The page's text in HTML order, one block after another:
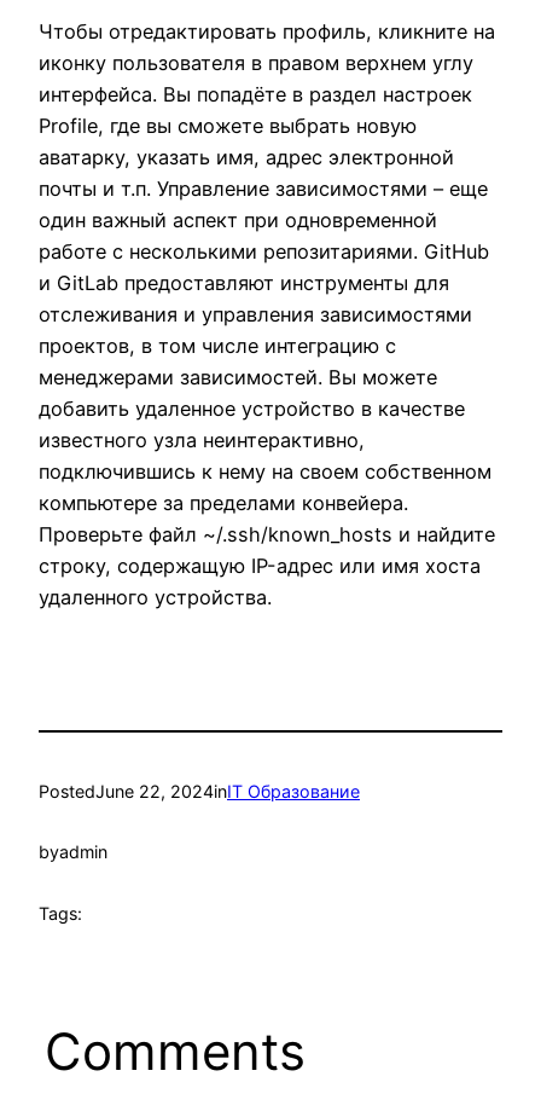
Чтобы отредактировать профиль, кликните на
иконку пользователя в правом верхнем углу
интерфейса. Вы попадёте в раздел настроек
Profile, где вы сможете выбрать новую
аватарку, указать имя, адрес электронной
почты и т.п. Управление зависимостями – еще
один важный аспект при одновременной
работе с несколькими репозитариями. GitHub
и GitLab предоставляют инструменты для
отслеживания и управления зависимостями
проектов, в том числе интеграцию с
менеджерами зависимостей. Вы можете
добавить удаленное устройство в качестве
известного узла неинтерактивно,
подключившись к нему на своем собственном
компьютере за пределами конвейера.
Проверьте файл ~/.ssh/known_hosts и найдите
строку, содержащую IP-адрес или имя хоста
удаленного устройства.
PostedJune 22, 2024inIT Образование
byadmin
Tags:
Comments